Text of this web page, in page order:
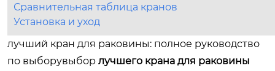
Сравнительная таблица кранов
Установка и уход
лучший кран для раковины: полное руководство
по выборувыбор лучшего крана для раковины